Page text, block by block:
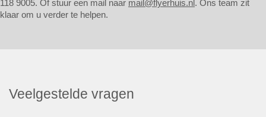
118 9005. Of stuur een mail naar mail@flyerhuis.nl. Ons team zit
klaar om u verder te helpen.
Veelgestelde vragen